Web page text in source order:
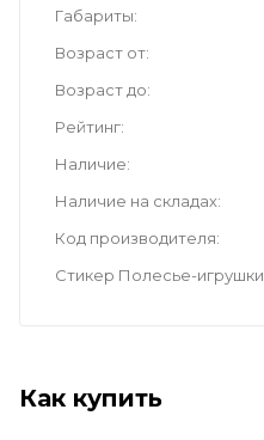
Габариты
Возраст от
Возраст до
Рейтинг
Наличие
Наличие на складах
Код производителя
Стикер Полесье-игрушки
Как купить